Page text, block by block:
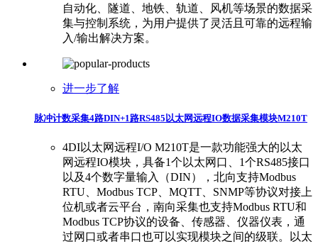
自动化、隧道、地铁、轨道、风机等场景的数据采
集与控制系统，为用户提供了灵活且可靠的远程输
入/输出解决方案。
进一步了解
脉冲计数采集4路DIN+1路RS485以太网远程IO数据采集模块M210T
4DI以太网远程I/O M210T是一款功能强大的以太
网远程IO模块，具备1个以太网口、1个RS485接口
以及4个数字量输入（DIN），北向支持Modbus
RTU、Modbus TCP、MQTT、SNMP等协议对接上
位机或者云平台，南向采集也支持Modbus RTU和
Modbus TCP协议的设备、传感器、仪器仪表，通
过网口或者串口也可以实现模块之间的级联。以太